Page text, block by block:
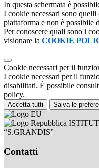
In questa schermata è
I cookie necessari sono
piattaforma e non è possibile
Per conoscere quali sono i
visionare la COOKIE
Cookie necessari per il
I cookie necessari per il
disabilitati. È possibile
policy.
Accetta tutti Salva le
“S.GRANDIS”
Contatti